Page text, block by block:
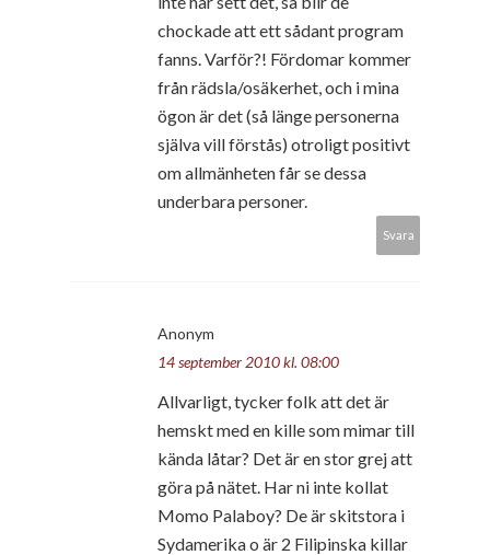
chockade att ett sådant program
fanns. Varför?! Fördomar kommer
från rädsla/osäkerhet, och i mina
ögon är det (så länge personerna
själva vill förstås) otroligt positivt
om allmänheten får se dessa
underbara personer.
Svara
Anonym
14 september 2010 kl. 08:00
Allvarligt, tycker folk att det är
hemskt med en kille som mimar till
kända låtar? Det är en stor grej att
göra på nätet. Har ni inte kollat
Momo Palaboy? De är skitstora i
Sydamerika o är 2 Filipinska killar